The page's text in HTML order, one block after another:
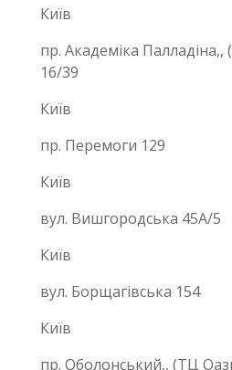
Київ
пр. Академіка Палладіна,,
16/39
Київ
пр. Перемоги 129
Київ
вул. Вишгородська 45А/5
Київ
вул. Борщагівська 154
Київ
пр. Оболонський,, (ТЦ